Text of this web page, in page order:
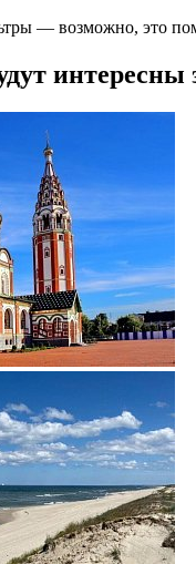
— возможно, это
интересны